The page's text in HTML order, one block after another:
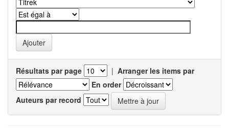
Résultats par page | Arranger les items par
En order
Auteurs par record